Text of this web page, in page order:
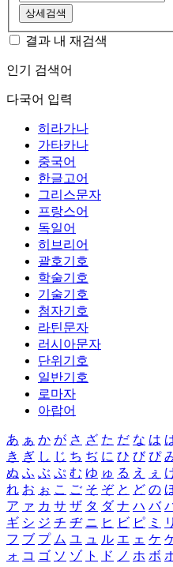
상세검색
결과 내 재검색
인기 검색어
다국어 입력
히라가나
가타카나
중국어
한글고어
그리스문자
프랑스어
독일어
히브리어
괄호기호
학술기호
기술기호
첨자기호
라틴문자
러시아문자
단위기호
일반기호
로마자
아랍어
あ ぁ か が さ ざ た だ な は
き ぎ し じ ち ぢ に ひ び ぴ
ぬ ふ ぶ ぷ む ゆ ゅ る え ぇ
れ お ぉ こ ご そ ぞ と ど の
ア ァ カ サ ザ タ ダ ナ ハ バ
ギ シ ジ チ ヂ ニ ヒ ビ ピ ミ リ
フ ブ プ ム ユ ュ ル エ ェ ケ
ォ コ ゴ ソ ゾ ト ド ノ ホ ボ